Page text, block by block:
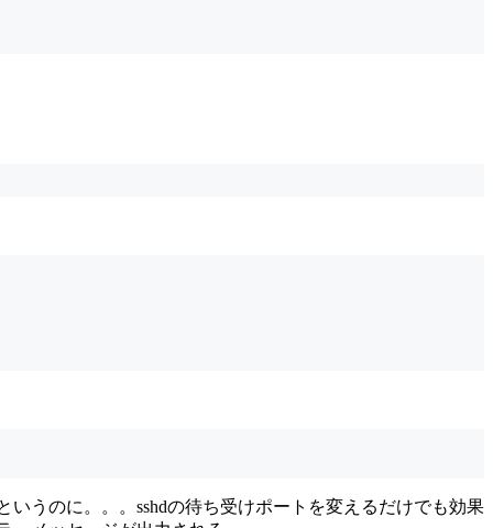
いうのに。。。sshdの待ち受けポートを変えるだけでも効果